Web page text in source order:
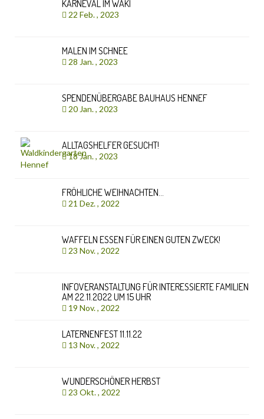
KARNEVAL IM WAKI
22 Feb. , 2023
MALEN IM SCHNEE
28 Jan. , 2023
SPENDENÜBERGABE BAUHAUS HENNEF
20 Jan. , 2023
ALLTAGSHELFER GESUCHT!
18 Jan. , 2023
FRÖHLICHE WEIHNACHTEN…
21 Dez. , 2022
WAFFELN ESSEN FÜR EINEN GUTEN ZWECK!
23 Nov. , 2022
INFOVERANSTALTUNG FÜR INTERESSIERTE FAMILIEN
AM 22.11.2022 UM 15 UHR
19 Nov. , 2022
LATERNENFEST 11.11.22
13 Nov. , 2022
WUNDERSCHÖNER HERBST
23 Okt. , 2022